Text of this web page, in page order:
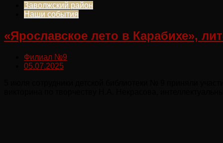
Заволжский район
Наши события
«Ярославское лето в Карабихе»,
Филиал №9
05.07.2025